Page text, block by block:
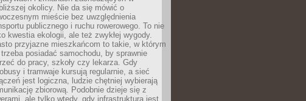
okolicy. Nie da się mówić o
mieście bez uwzględnienia
publicznego i ruchu rowerowego. To nie
kwestia ekologii, ale też zwykłej wygody.
przyjazne mieszkańcom to takie, w którym
trzeba posiadać samochodu, by sprawnie
do pracy, szkoły czy lekarza. Gdy
i tramwaje kursują regularnie, a sieć
jest logiczna, ludzie chętniej wybierają
zbiorową. Podobnie dzieje się z
ale tylko wtedy, gdy infrastruktura jest